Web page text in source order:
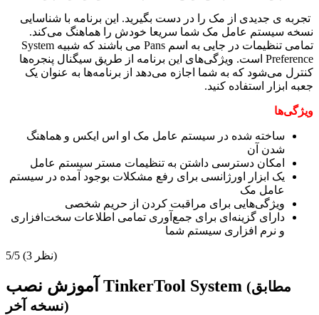
تجربه ی جدیدی از مک را در دست بگیرید. این برنامه با شناسایی
نسخه سیستم عامل مک شما سریعا خودش را هماهنگ می‌کند.
تمامی تنظیمات در جایی به اسم Pans می باشند که شبیه System
Preference است. ویژگی‌های این برنامه از طریق سیگنال پنجره‌ها
کنترل می‌شود که به شما اجازه می‌دهد از برنامه‌ها به عنوان یک
جعبه ابزار استفاده کنید.
ویژگی‌ها
ساخته شده در سیستم عامل مک او اس ایکس و هماهنگ
شدن آن
امکان دسترسی داشتن به تنظیمات مستر سیستم عامل
یک ابزار اورژانسی برای رفع مشکلات بوجود آمده در سیستم
عامل مک
ویژگی‌هایی برای مراقبت کردن از حریم شخصی
دارای گزینه‌ای برای جمع‌آوری تمامی اطلاعات سخت‌افزاری
و نرم افزاری سیستم شما
5/5 (3 نظر)
آموزش نصب TinkerTool System (مطابق
نسخه آخر)